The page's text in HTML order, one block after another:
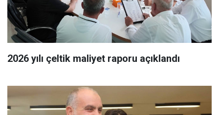
2026 yılı çeltik maliyet raporu açıklandı